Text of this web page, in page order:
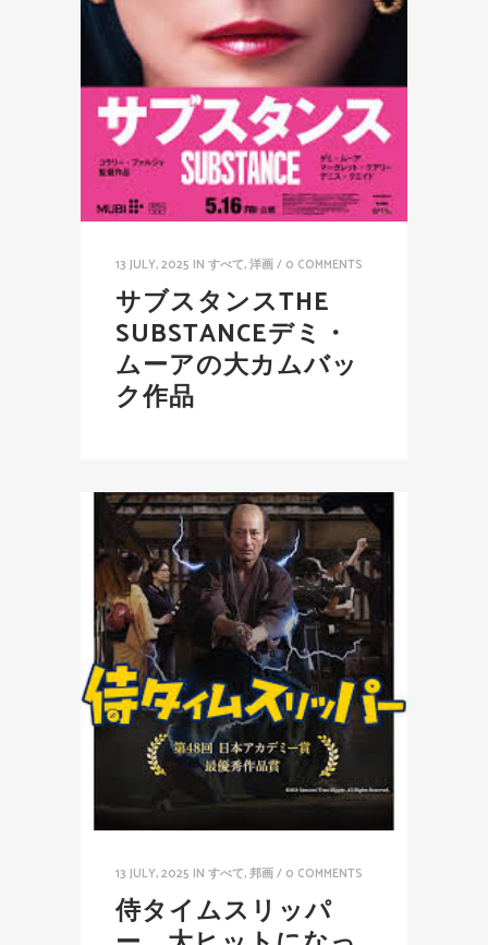
13 JULY, 2025 IN すべて,洋画/ 0 COMMENTS
サブスタンスTHE
SUBSTANCEデミ・
ムーアの大カムバッ
ク作品
13 JULY, 2025 IN すべて,邦画/ 0 COMMENTS
侍タイムスリッパ